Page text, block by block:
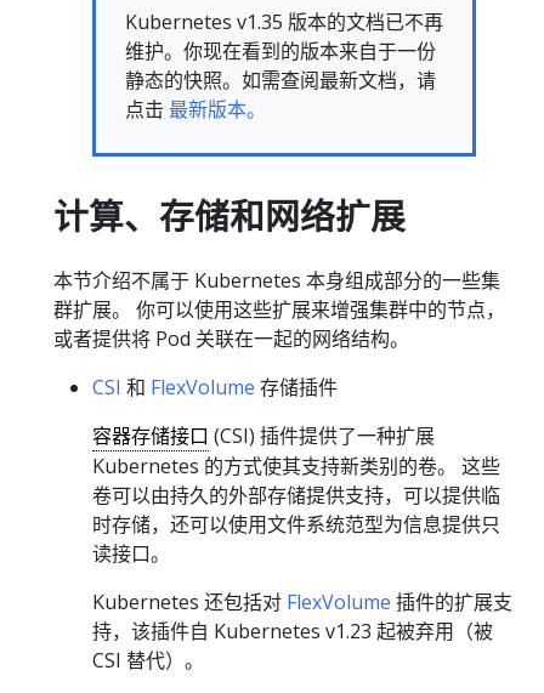
Kubernetes v1.35 版本的文档已不再
维护。你现在看到的版本来自于一份
静态的快照。如需查阅最新文档，请
点击 最新版本。
计算、存储和网络扩展
本节介绍不属于 Kubernetes 本身组成部分的一些集
群扩展。 你可以使用这些扩展来增强集群中的节点，
或者提供将 Pod 关联在一起的网络结构。
CSI 和 FlexVolume 存储插件
容器存储接口 (CSI) 插件提供了一种扩展
Kubernetes 的方式使其支持新类别的卷。 这些
卷可以由持久的外部存储提供支持，可以提供临
时存储，还可以使用文件系统范型为信息提供只
读接口。
Kubernetes 还包括对 FlexVolume 插件的扩展支
持，该插件自 Kubernetes v1.23 起被弃用（被
CSI 替代）。